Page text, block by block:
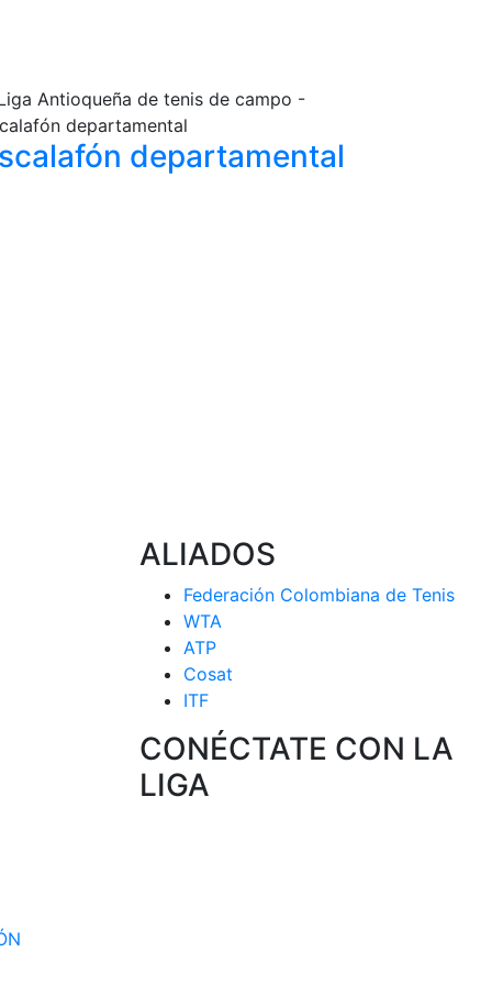
departamental
ALIADOS
Federación Colombiana de Tenis
WTA
ATP
Cosat
ITF
CONÉCTATE CON LA
LIGA